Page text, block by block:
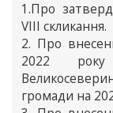
1.Про
VIII скликання.
2. Про
2022
громади на